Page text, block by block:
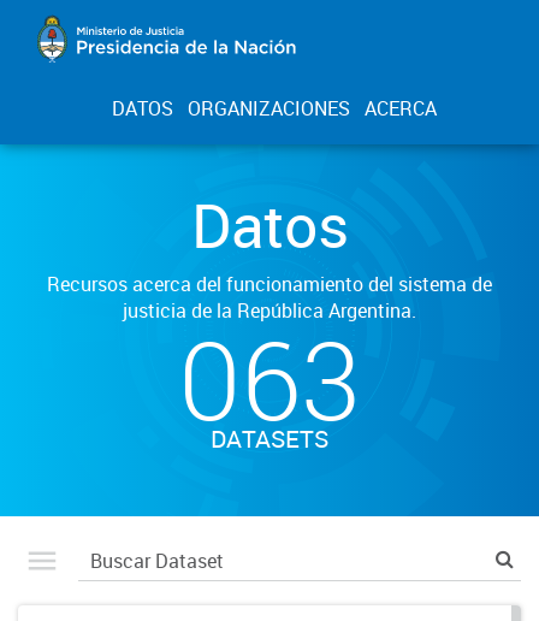
DATOS ORGANIZACIONES ACERCA
Datos
Recursos acerca del funcionamiento del sistema de
justicia de la República Argentina.
063
DATASETS